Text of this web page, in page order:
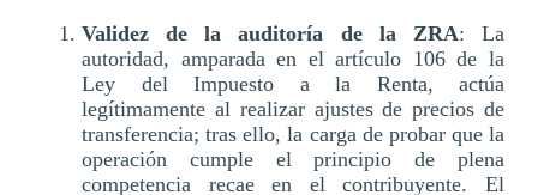
Validez de la auditoría de la ZRA: La
autoridad, amparada en el artículo 106 de la
Ley del Impuesto a la Renta, actúa
legítimamente al realizar ajustes de precios de
transferencia; tras ello, la carga de probar que la
operación cumple el principio de plena
competencia recae en el contribuyente. El